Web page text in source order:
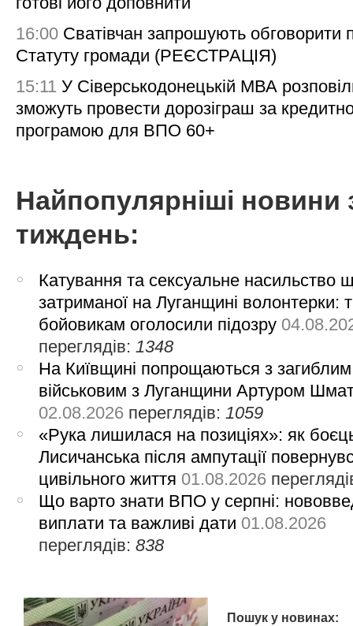
16:00 Сватівчан запрошують обговорити
Статуту громади (РЕЄСТРАЦІЯ)
15:11 У Сіверськодонецькій МВА
зможуть провести дорозіграш за
програмою для ВПО 60+
Найпопулярніші новини
тиждень:
Катування та сексуальне насильство
затриманої на Луганщині волонтерки:
бойовикам оголосили підозру
переглядів: 1348
На Київщині попрощаються з загиблим
військовим з Луганщини Артуром
02.08.2026 переглядів: 1059
«Рука лишилася на позиціях»: як
Лисичанська після ампутації
цивільного життя 01.08.2026
Що варто знати ВПО у серпні:
виплати та важливі дати 01.08.2026
переглядів:838
Пошук у новинах: